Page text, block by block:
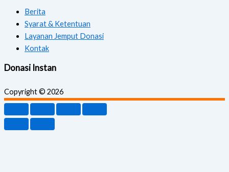
Berita
Syarat & Ketentuan
Layanan Jemput Donasi
Kontak
Donasi Instan
Copyright © 2026